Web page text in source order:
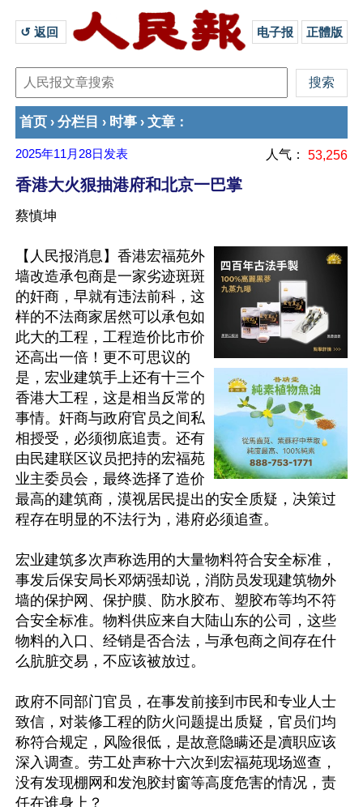
↺ 返回 电子报 正體版
首页 › 分栏目 › 时事 › 文章 ：
2025年11月28日 发表 人气： 53,256
香港大火狠抽港府和北京一巴掌
蔡慎坤
【人民报消息】香港宏福苑外
墙改造承包商是一家劣迹斑斑
的奸商，早就有违法前科，这
样的不法商家居然可以承包如
此大的工程，工程造价比市价
还高出一倍！更不可思议的
是，宏业建筑手上还有十三个
香港大工程，这是相当反常的
事情。奸商与政府官员之间私
相授受，必须彻底追责。还有
由民建联区议员把持的宏福苑
业主委员会，最终选择了造价
最高的建筑商，漠视居民提出的安全质疑，决策过
程存在明显的不法行为，港府必须追查。
宏业建筑多次声称选用的大量物料符合安全标准，
事发后保安局长邓炳强却说，消防员发现建筑物外
墙的保护网、保护膜、防水胶布、塑胶布等均不符
合安全标准。物料供应来自大陆山东的公司，这些
物料的入口、经销是否合法，与承包商之间存在什
么肮脏交易，不应该被放过。
政府不同部门官员，在事发前接到巿民和专业人士
致信，对装修工程的防火问题提出质疑，官员们均
称符合规定，风险很低，是故意隐瞒还是凟职应该
深入调查。劳工处声称十六次到宏福苑现场巡查，
没有发现棚网和发泡胶封窗等高度危害的情况，责
任在谁身上？